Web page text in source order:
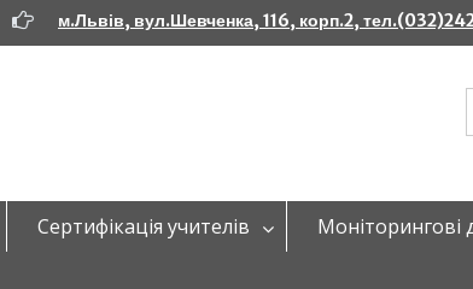
м.Львів, вул.Шевченка, 116, корп.2,
Сертифікація учителів
Моніторингові